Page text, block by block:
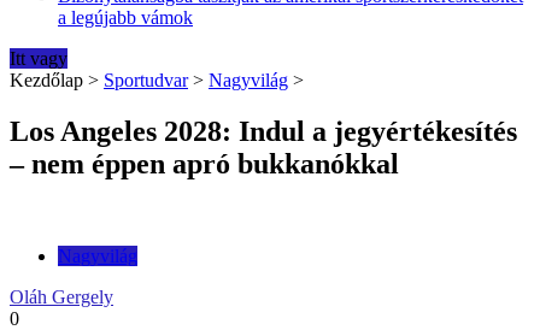
a legújabb vámok
Itt vagy
Kezdőlap > Sportudvar > Nagyvilág >
Los Angeles 2028: Indul a jegyértékesítés
– nem éppen apró bukkanókkal
Nagyvilág
Oláh Gergely
0